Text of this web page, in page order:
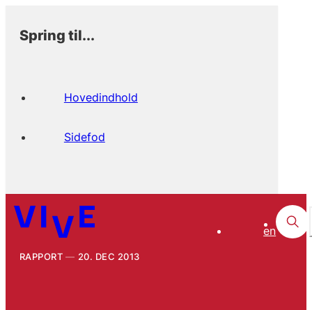
Spring til...
Hovedindhold
Sidefod
en
RAPPORT 20. DEC 2013